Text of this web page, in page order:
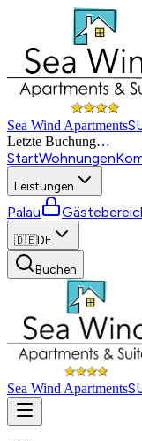
Sea Wind Apartments
Letzte Buchung…
StartWohnungen
Leistungen
Palau
🇩🇪DE
Buchen
Sea Wind Apartments